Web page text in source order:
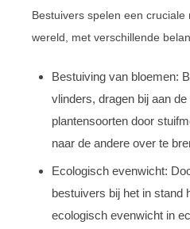
Bestuivers spelen een cruciale
wereld, met verschillende
Bestuiving van bloemen:
vlinders, dragen bij aan
plantensoorten door
naar de andere over te
Ecologisch evenwicht:
bestuivers bij het in stand
ecologisch evenwicht in